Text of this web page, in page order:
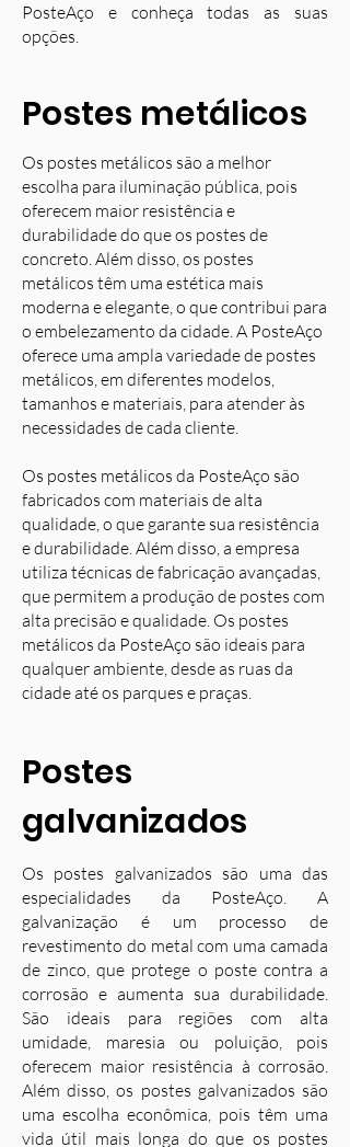
PosteAço e conheça todas as suas
opções.
Postes metálicos
Os postes metálicos são a melhor
escolha para iluminação pública, pois
oferecem maior resistência e
durabilidade do que os postes de
concreto. Além disso, os postes
metálicos têm uma estética mais
moderna e elegante, o que contribui para
o embelezamento da cidade. A PosteAço
oferece uma ampla variedade de postes
metálicos, em diferentes modelos,
tamanhos e materiais, para atender às
necessidades de cada cliente.
Os postes metálicos da PosteAço são
fabricados com materiais de alta
qualidade, o que garante sua resistência
e durabilidade. Além disso, a empresa
utiliza técnicas de fabricação avançadas,
que permitem a produção de postes com
alta precisão e qualidade. Os postes
metálicos da PosteAço são ideais para
qualquer ambiente, desde as ruas da
cidade até os parques e praças.
Postes
galvanizados
Os postes galvanizados são uma das
especialidades da PosteAço. A
galvanização é um processo de
revestimento do metal com uma camada
de zinco, que protege o poste contra a
corrosão e aumenta sua durabilidade.
São ideais para regiões com alta
umidade, maresia ou poluição, pois
oferecem maior resistência à corrosão.
Além disso, os postes galvanizados são
uma escolha econômica, pois têm uma
vida útil mais longa do que os postes